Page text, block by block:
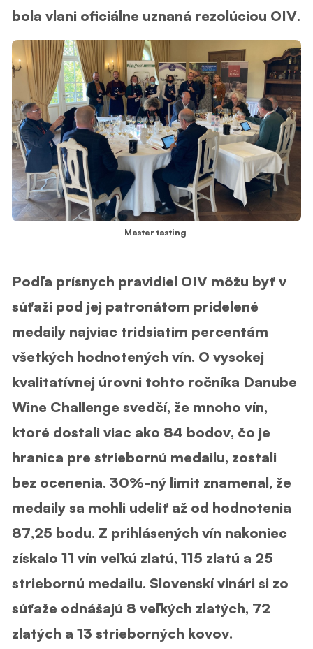
bola vlani oficiálne uznaná rezolúciou OIV.
Master tasting
Podľa prísnych pravidiel OIV môžu byť v
súťaži pod jej patronátom pridelené
medaily najviac tridsiatim percentám
všetkých hodnotených vín. O vysokej
kvalitatívnej úrovni tohto ročníka Danube
Wine Challenge svedčí, že mnoho vín,
ktoré dostali viac ako 84 bodov, čo je
hranica pre striebornú medailu, zostali
bez ocenenia. 30%-ný limit znamenal, že
medaily sa mohli udeliť až od hodnotenia
87,25 bodu. Z prihlásených vín nakoniec
získalo 11 vín veľkú zlatú, 115 zlatú a 25
striebornú medailu. Slovenskí vinári si zo
súťaže odnášajú 8 veľkých zlatých, 72
zlatých a 13 strieborných kovov.